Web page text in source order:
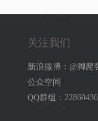
关注我们
新浪微博：@脚爬
公众空间
QQ群组：